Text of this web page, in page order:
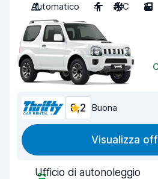
Automatico
4 A/C 2
8,2 Buona
Visualizza
Ufficio di autonoleggio